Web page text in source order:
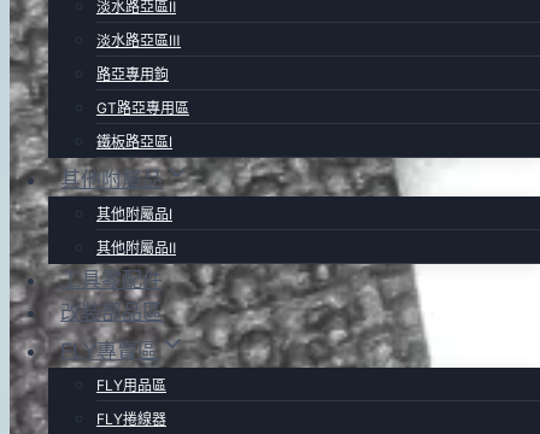
淡水路亞區Ⅱ
淡水路亞區Ⅲ
路亞專用鉤
GT路亞專用區
鐵板路亞區Ⅰ
其他附屬品
其他附屬品Ⅰ
其他附屬品Ⅱ
工具零配件
改裝部品區
FLY專賣區
FLY用品區
FLY捲線器